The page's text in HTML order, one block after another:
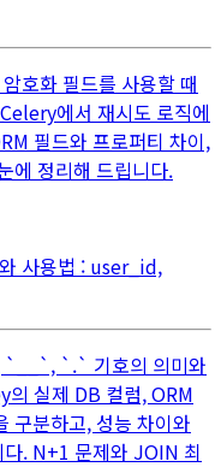
호화 필드를 사용할 때
에서 재시도 로직에
필드와 프로퍼티 차이,
에 정리해 드립니다.
사용법 : user_id,
`__`, `.` 기호의 의미와
실제 DB 컬럼, ORM
구분하고, 성능 차이와
. N+1 문제와 JOIN 최